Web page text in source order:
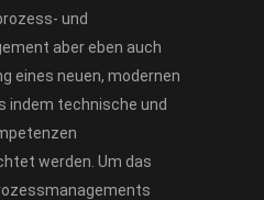
und
aber eben auch
eines neuen, modernen
indem technische und
werden. Um das